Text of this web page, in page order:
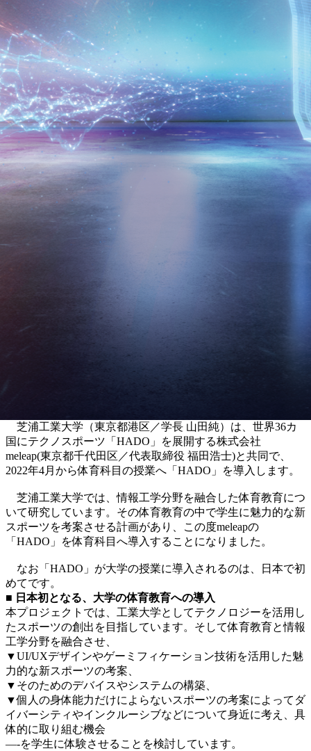
芝浦工業大学（東京都港区／学長 山田純）は、世界36カ
国にテクノスポーツ「HADO」を展開する株式会社
meleap(東京都千代田区／代表取締役 福田浩士)と共同で、
2022年4月から体育科目の授業へ「HADO」を導入します。
芝浦工業大学では、情報工学分野を融合した体育教育につ
いて研究しています。その体育教育の中で学生に魅力的な新
スポーツを考案させる計画があり、この度meleapの
「HADO」を体育科目へ導入することになりました。
なお「HADO」が大学の授業に導入されるのは、日本で初
めてです。
■ 日本初となる、大学の体育教育への導入
本プロジェクトでは、工業大学としてテクノロジーを活用し
たスポーツの創出を目指しています。そして体育教育と情報
工学分野を融合させ、
▼UI/UXデザインやゲーミフィケーション技術を活用した魅
力的な新スポーツの考案、
▼そのためのデバイスやシステムの構築、
▼個人の身体能力だけによらないスポーツの考案によってダ
イバーシティやインクルーシブなどについて身近に考え、具
体的に取り組む機会
—-を学生に体験させることを検討しています。